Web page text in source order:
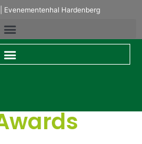
Evenementenhal Hardenberg